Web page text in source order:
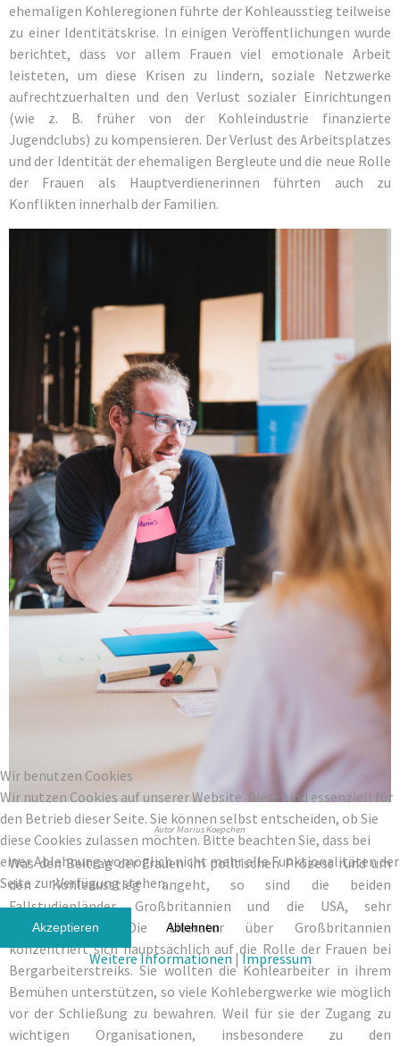
ehemaligen Kohleregionen führte der Kohleausstieg teilweise
zu einer Identitätskrise. In einigen Veröffentlichungen wurde
berichtet, dass vor allem Frauen viel emotionale Arbeit
leisteten, um diese Krisen zu lindern, soziale Netzwerke
aufrechtzuerhalten und den Verlust sozialer Einrichtungen
(wie z. B. früher von der Kohleindustrie finanzierte
Jugendclubs) zu kompensieren. Der Verlust des Arbeitsplatzes
und der Identität der ehemaligen Bergleute und die neue Rolle
der Frauen als Hauptverdienerinnen führten auch zu
Konflikten innerhalb der Familien.
Autor Marius Koepchen
Was den Beitrag der Frauen im politischen Prozess rund um
den Kohleausstieg angeht, so sind die beiden
Fallstudienländer, Großbritannien und die USA, sehr
unterschiedlich. Die Literatur über Großbritannien
konzentriert sich hauptsächlich auf die Rolle der Frauen bei
Bergarbeiterstreiks. Sie wollten die Kohlearbeiter in ihrem
Bemühen unterstützen, so viele Kohlebergwerke wie möglich
vor der Schließung zu bewahren. Weil für sie der Zugang zu
wichtigen Organisationen, insbesondere zu den
Wir benutzen Cookies
Wir nutzen Cookies auf unserer Website. Diese sind essenziell für
den Betrieb dieser Seite. Sie können selbst entscheiden, ob Sie
diese Cookies zulassen möchten. Bitte beachten Sie, dass bei
einer Ablehnung womöglich nicht mehr alle Funktionalitäten der
Seite zur Verfügung stehen.
Akzeptieren Ablehnen
Weitere Informationen |Impressum